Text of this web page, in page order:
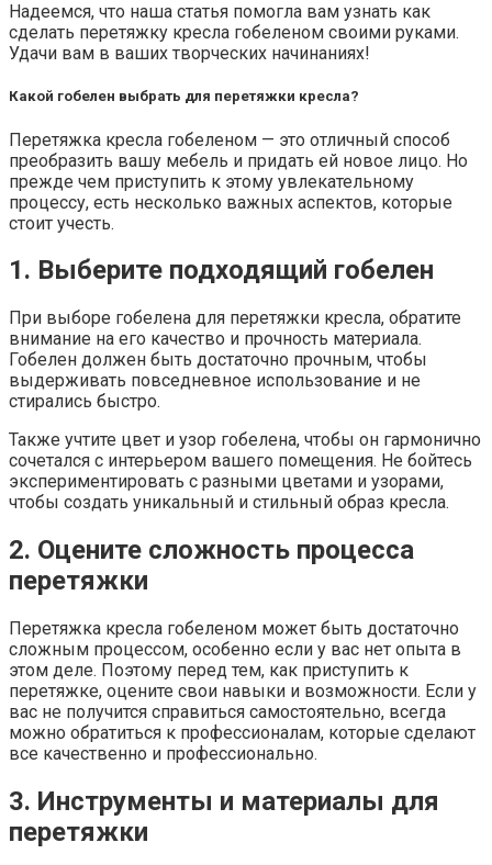
Надеемся, что наша статья помогла вам узнать как
сделать перетяжку кресла гобеленом своими руками.
Удачи вам в ваших творческих начинаниях!
Какой гобелен выбрать для перетяжки кресла?
Перетяжка кресла гобеленом — это отличный способ
преобразить вашу мебель и придать ей новое лицо. Но
прежде чем приступить к этому увлекательному
процессу, есть несколько важных аспектов, которые
стоит учесть.
1. Выберите подходящий гобелен
При выборе гобелена для перетяжки кресла, обратите
внимание на его качество и прочность материала.
Гобелен должен быть достаточно прочным, чтобы
выдерживать повседневное использование и не
стирались быстро.
Также учтите цвет и узор гобелена, чтобы он гармонично
сочетался с интерьером вашего помещения. Не бойтесь
экспериментировать с разными цветами и узорами,
чтобы создать уникальный и стильный образ кресла.
2. Оцените сложность процесса
перетяжки
Перетяжка кресла гобеленом может быть достаточно
сложным процессом, особенно если у вас нет опыта в
этом деле. Поэтому перед тем, как приступить к
перетяжке, оцените свои навыки и возможности. Если у
вас не получится справиться самостоятельно, всегда
можно обратиться к профессионалам, которые сделают
все качественно и профессионально.
3. Инструменты и материалы для
перетяжки